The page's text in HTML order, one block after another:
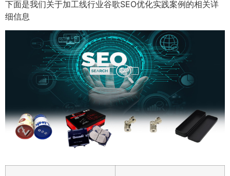
下面是我们关于加工线行业谷歌SEO优化实践案例的相关详
细信息